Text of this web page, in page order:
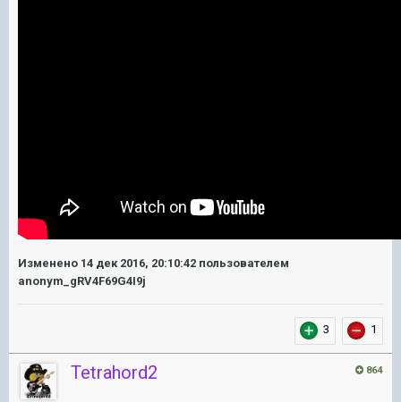
Изменено 14 дек 2016, 20:10:42 пользователем
anonym_gRV4F69G4I9j
3 1
864
Tetrahord2